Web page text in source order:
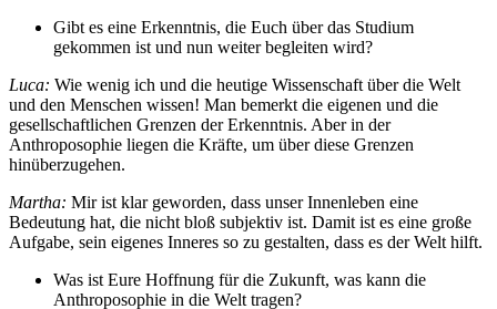
Gibt es eine Erkenntnis, die Euch über das Studium
gekommen ist und nun weiter begleiten wird?
Luca: Wie wenig ich und die heutige Wissenschaft über die Welt
und den Menschen wissen! Man bemerkt die eigenen und die
gesellschaftlichen Grenzen der Erkenntnis. Aber in der
Anthroposophie liegen die Kräfte, um über diese Grenzen
hinüberzugehen.
Martha: Mir ist klar geworden, dass unser Innenleben eine
Bedeutung hat, die nicht bloß subjektiv ist. Damit ist es eine große
Aufgabe, sein eigenes Inneres so zu gestalten, dass es der Welt hilft.
Was ist Eure Hoffnung für die Zukunft, was kann die
Anthroposophie in die Welt tragen?